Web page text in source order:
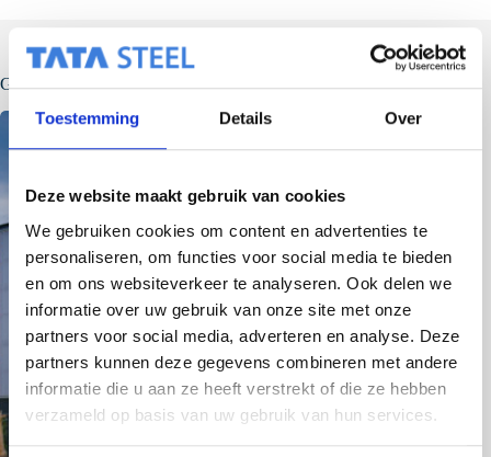
Toestemming Details Over
Deze website maakt gebruik van cookies
We gebruiken cookies om content en advertenties te
personaliseren, om functies voor social media te bieden
en om ons websiteverkeer te analyseren. Ook delen we
informatie over uw gebruik van onze site met onze
partners voor social media, adverteren en analyse. Deze
partners kunnen deze gegevens combineren met andere
informatie die u aan ze heeft verstrekt of die ze hebben
verzameld op basis van uw gebruik van hun services.
Gerelateerde berichten